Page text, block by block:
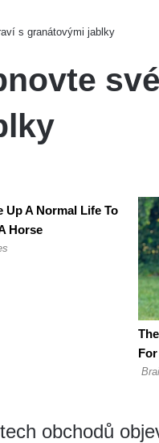
s granátovými jablky
obchodů